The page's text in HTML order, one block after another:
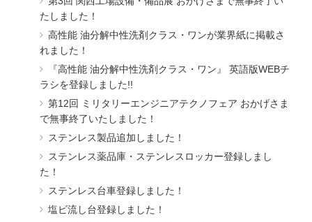
たしました！
高性能 油分解中性洗剤クラス・ワンが業界紙に掲載さ
れました！
『高性能 油分解中性洗剤クラス・ワン』 英語版WEBチ
ラシを登録しました!!
第12回 ミリタリーエンジニアテクノフェア おかげさま
で無事終了いたしました！
ステンレス製品追加しました！
ステンレス薬品庫・ステンレスロッカー登録しまし
た！
ステンレス台車登録しました！
塩ビ流し台登録しました！